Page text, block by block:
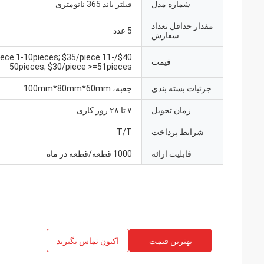
شماره مدل فیلتر باند 365 نانومتری
مقدار حداقل تعداد
سفارش
5 عدد
قیمت
piece 1-10pieces; $35/piece 11-
50pieces; $30/piece >=51pieces
جزئیات بسته بندی جعبه، 100mm*80mm*60mm
زمان تحویل ۷ تا ۲۸ روز کاری
شرایط پرداخت T/T
قابلیت ارائه 1000 قطعه/قطعه در ماه
بهترین قیمت اکنون تماس بگیرید